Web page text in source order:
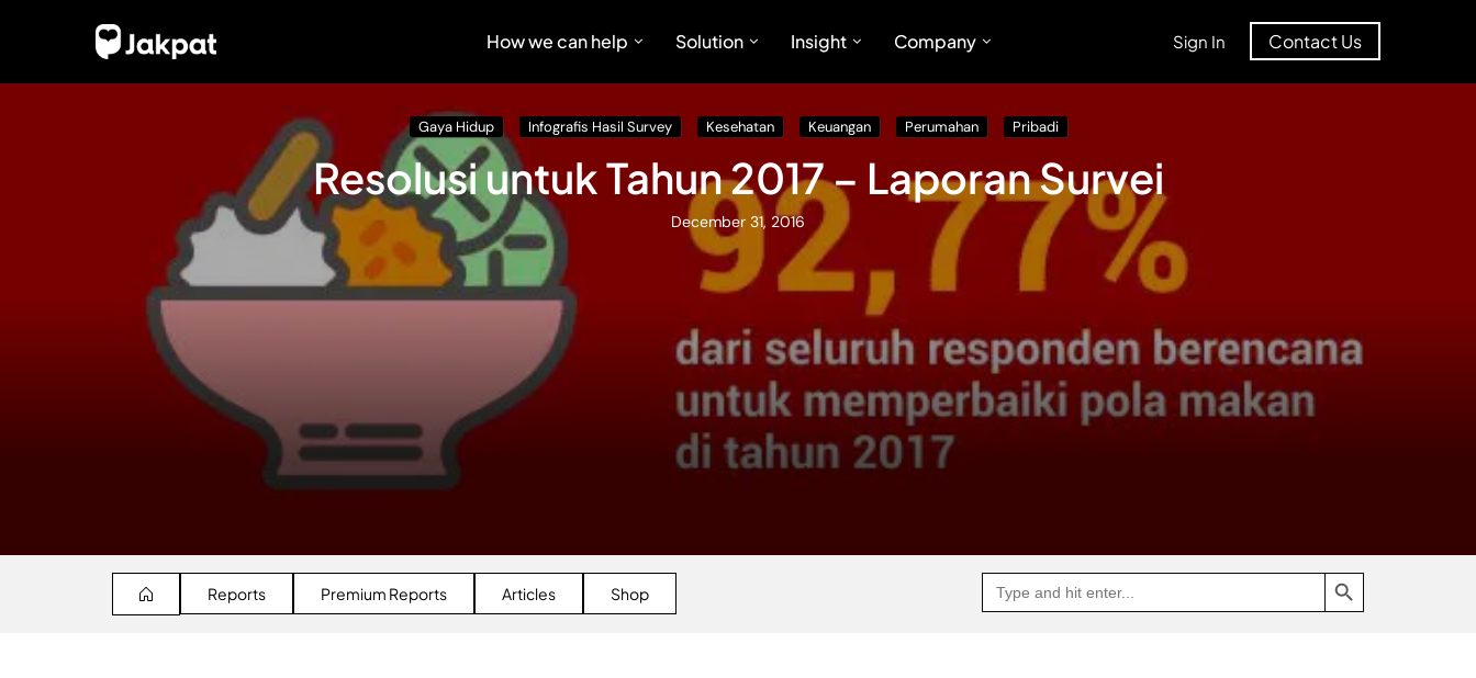
How we can help Solution Insight Company Sign In Contact Us
Gaya Hidup Infografis Hasil Survey Kesehatan Keuangan Perumahan Pribadi
Resolusi untuk Tahun 2017 – Laporan Survei
December 31, 2016
Reports Premium Reports Articles Shop
Search
for:
SEARCH BUTTON
Go
Jakpat